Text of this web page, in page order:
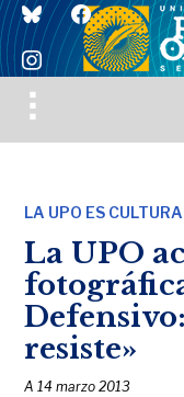
blueskyfacebook
instagram
Toggle
sidebar
LA UPO ES CULTURA
La UPO
resiste»
A14 marzo 2013